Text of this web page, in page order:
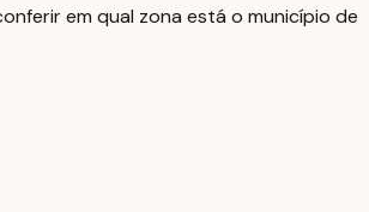
em qual zona está o município de